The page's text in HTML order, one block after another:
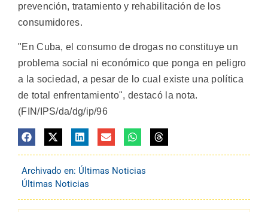
prevención, tratamiento y rehabilitación de los
consumidores.
"En Cuba, el consumo de drogas no constituye un
problema social ni económico que ponga en peligro
a la sociedad, a pesar de lo cual existe una política
de total enfrentamiento", destacó la nota.
(FIN/IPS/da/dg/ip/96
Archivado en: Últimas Noticias
Últimas Noticias